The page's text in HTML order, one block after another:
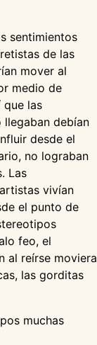
sentimientos
de las
mover al
medio de
que las
llegaban debían
desde el
no lograban
Las
vivían
el punto de
feo, el
al reírse moviera
las gorditas
muchas